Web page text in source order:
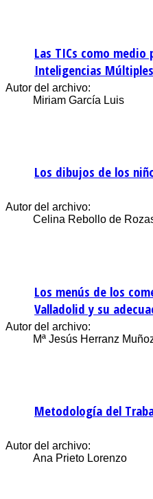
Las TICs como medio
Inteligencias
Autor del archivo:
Miriam García Luis
Los dibujos de los
Autor del archivo:
Celina Rebollo de
Los menús de los
Valladolid y su
Autor del archivo:
Mª Jesús Herranz
Metodología del
Autor del archivo:
Ana Prieto Lorenzo